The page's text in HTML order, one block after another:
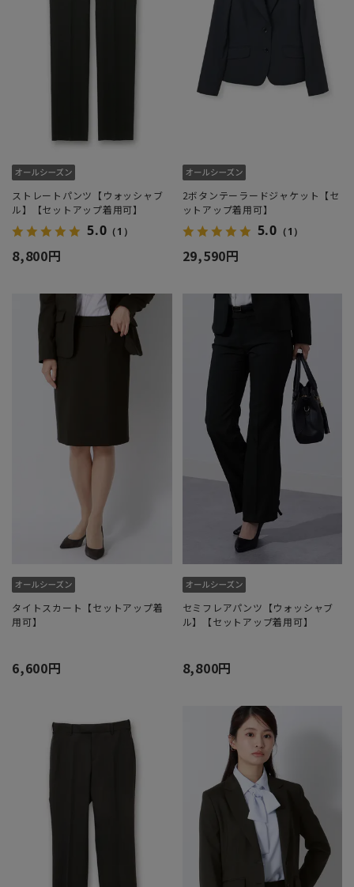
ストレートパンツ【ウォッシャブ
ル】【セットアップ着用可】
5.0 （1）
8,800円
2ボタンテーラードジャケット【セ
ットアップ着用可】
5.0 （1）
29,590円
タイトスカート【セットアップ着
用可】
6,600円
セミフレアパンツ【ウォッシャブ
ル】【セットアップ着用可】
8,800円